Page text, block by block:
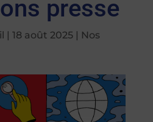
presse
| 18 août 2025| Nos